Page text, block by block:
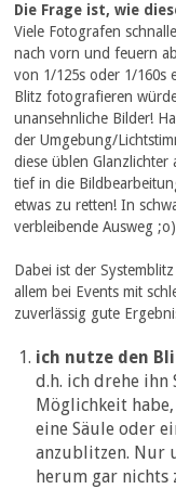
Die Frage ist, wie
Viele Fotografen
nach vorn und feuern
von 1/125s oder 1/160s
Blitz fotografieren
unansehnliche Bilder!
der Umgebung/
diese üblen
tief in die
etwas zu retten! In
verbleibende Ausweg ;o)
Dabei ist der
allem bei Events mit
zuverlässig gute
ich nutze den
d.h. ich drehe ihn
Möglichkeit
eine Säule oder
anzublitzen. Nur
herum gar nichts